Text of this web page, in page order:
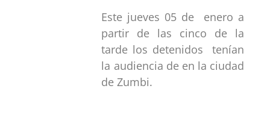
Este jueves 05 de enero a
partir de las cinco de la
tarde los detenidos tenían
la audiencia de en la ciudad
de Zumbi.